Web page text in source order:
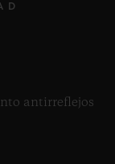
antirreflejos